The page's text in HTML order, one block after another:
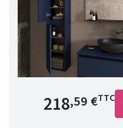
Prix de base
218,59 €TTC